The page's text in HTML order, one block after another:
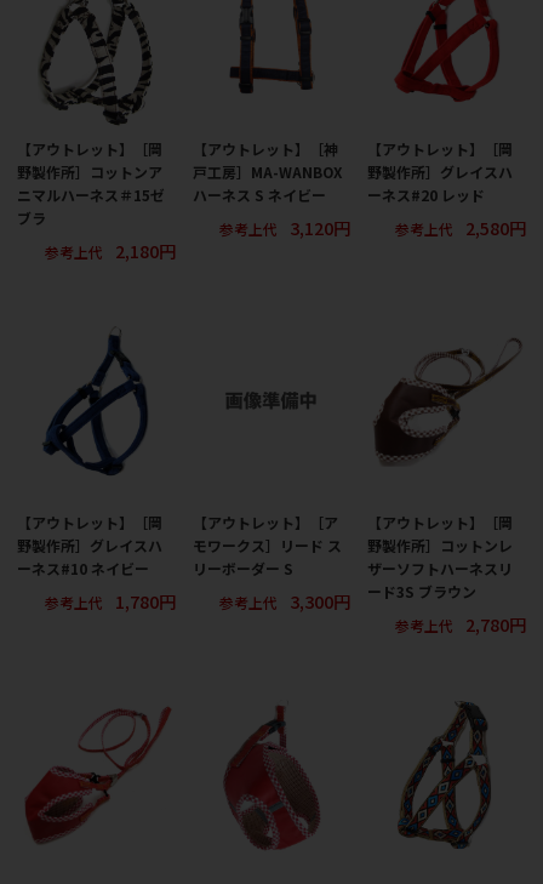
【アウトレット】［岡
野製作所］コットンア
ニマルハーネス＃15ゼ
ブラ
参考上代
2,180円
【アウトレット】［神
戸工房］MA-WANBOX
ハーネス S ネイビー
参考上代
3,120円
【アウトレット】［岡
野製作所］グレイスハ
ーネス#20 レッド
参考上代
2,580円
【アウトレット】［岡
野製作所］グレイスハ
ーネス#10 ネイビー
参考上代
1,780円
【アウトレット】［ア
モワークス］リード ス
リーボーダー S
参考上代
3,300円
【アウトレット】［岡
野製作所］コットンレ
ザーソフトハーネスリ
ード3S ブラウン
参考上代
2,780円